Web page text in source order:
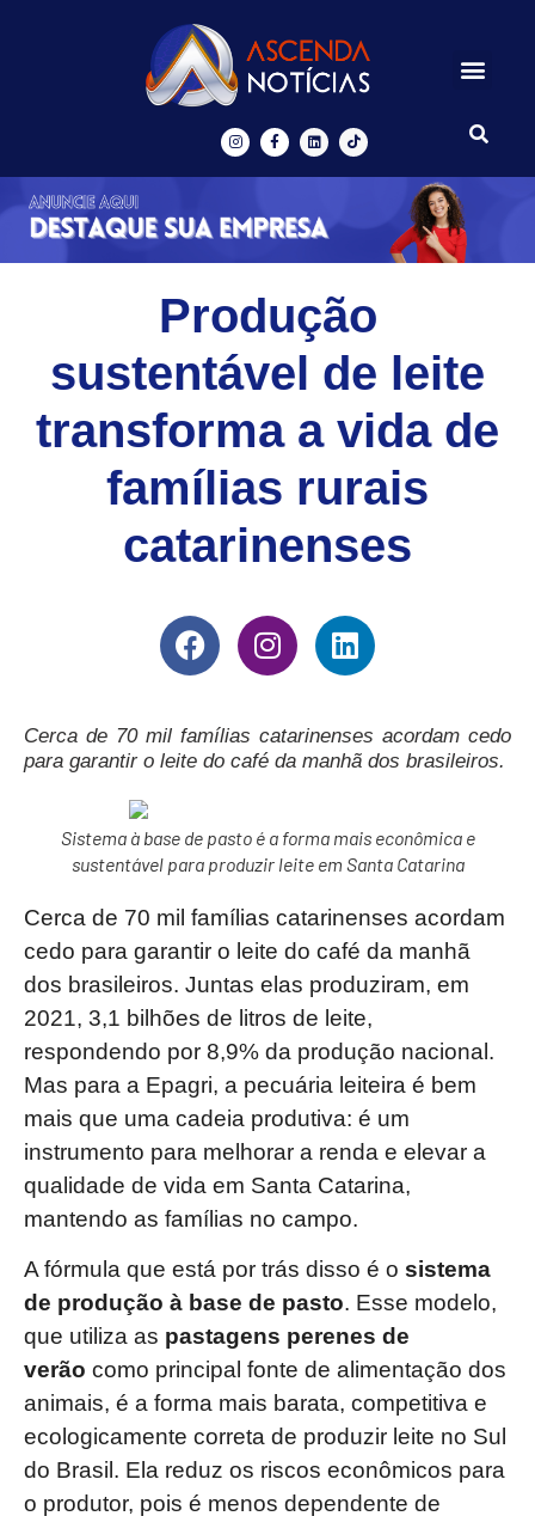
Produção
sustentável de leite
transforma a vida de
famílias rurais
catarinenses
Cerca de 70 mil famílias catarinenses acordam cedo
para garantir o leite do café da manhã dos brasileiros.
Sistema à base de pasto é a forma mais econômica e
sustentável para produzir leite em Santa Catarina
Cerca de 70 mil famílias catarinenses acordam
cedo para garantir o leite do café da manhã
dos brasileiros. Juntas elas produziram, em
2021, 3,1 bilhões de litros de leite,
respondendo por 8,9% da produção nacional.
Mas para a Epagri, a pecuária leiteira é bem
mais que uma cadeia produtiva: é um
instrumento para melhorar a renda e elevar a
qualidade de vida em Santa Catarina,
mantendo as famílias no campo.
A fórmula que está por trás disso é o sistema
de produção à base de pasto. Esse modelo,
que utiliza as pastagens perenes de
verão como principal fonte de alimentação dos
animais, é a forma mais barata, competitiva e
ecologicamente correta de produzir leite no Sul
do Brasil. Ela reduz os riscos econômicos para
o produtor, pois é menos dependente de